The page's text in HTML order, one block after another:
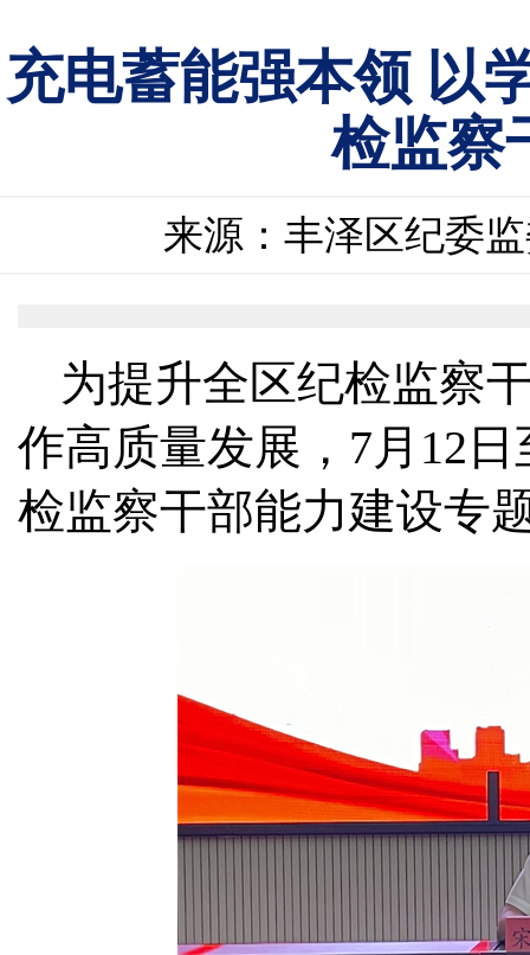
充电蓄能强本领
检监察
来源：丰泽区纪委
为提升全区纪检监察
作高质量发展，7月12
检监察干部能力建设专